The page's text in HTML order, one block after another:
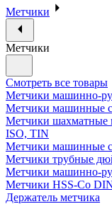
Метчики
Метчики
Смотреть все товары
Метчики машинно-
Метчики машинные
Метчики шахматные
ISO, TIN
Метчики машинные
Метчики трубные
Метчики машинно-
Метчики HSS-Co
Держатель метчика